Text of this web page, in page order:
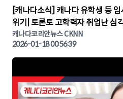
▶
[캐나다소식] 캐나다 유학생 등
위기| 토론토 고학력자 취업난 심
CKNNEWS, 캐나다코리안뉴스
캐나다코리안뉴스 CKNN
2026-01-18 00:56:39